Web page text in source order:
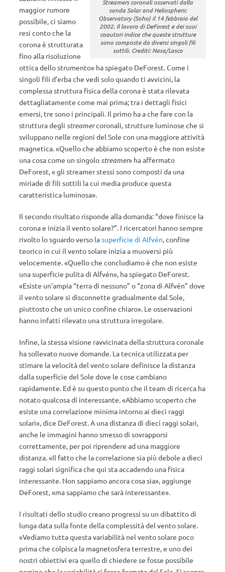
Streamers coronali osservati dalla
sonda Solar and Heliospheric
Observatory (Soho) il 14 febbraio del
2002. Il lavoro di DeForest e dei suoi
coautori indica che queste strutture
sono composte da diversi singoli fili
sottili. Crediti: Nasa/Lasco
maggior rumore
possibile, ci siamo
resi conto che la
corona è strutturata
fino alla risoluzione
ottica dello strumento» ha spiegato DeForest. Come i
singoli fili d’erba che vedi solo quando ti avvicini, la
complessa struttura fisica della corona è stata rilevata
dettagliatamente come mai prima; tra i dettagli fisici
emersi, tre sono i principali. Il primo ha a che fare con la
struttura degli streamercoronali, strutture luminose che si
sviluppano nelle regioni del Sole con una maggiore attività
magnetica. «Quello che abbiamo scoperto è che non esiste
una cosa come un singolostreamer» ha affermato
DeForest, « gli streamer stessi sono composti da una
miriade di fili sottili la cui media produce questa
caratteristica luminosa».
Il secondo risultato risponde alla domanda: “dove finisce la
corona e inizia il vento solare?”. I ricercatori hanno sempre
rivolto lo sguardo verso lasuperficie di Alfvén, confine
teorico in cui il vento solare inizia a muoversi più
velocemente. «Quello che concludiamo è che non esiste
una superficie pulita di Alfvén», ha spiegato DeForest.
«Esiste un’ampia “terra di nessuno” o “zona di Alfvén” dove
il vento solare si disconnette gradualmente dal Sole,
piuttosto che un unico confine chiaro». Le osservazioni
hanno infatti rilevato una struttura irregolare.
Infine, la stessa visione ravvicinata della struttura coronale
ha sollevato nuove domande. La tecnica utilizzata per
stimare la velocità del vento solare definisce la distanza
dalla superficie del Sole dove le cose cambiano
rapidamente. Ed è su questo punto che il team di ricerca ha
notato qualcosa di interessante. «Abbiamo scoperto che
esiste una correlazione minima intorno ai dieci raggi
solari», dice DeForest. A una distanza di dieci raggi solari,
anche le immagini hanno smesso di sovrapporsi
correttamente, per poi riprendere ad una maggiore
distanza. «Il fatto che la correlazione sia più debole a dieci
raggi solari significa che qui sta accadendo una fisica
interessante. Non sappiamo ancora cosa sia», aggiunge
DeForest, «ma sappiamo che sarà interessante».
I risultati dello studio creano progressi su un dibattito di
lunga data sulla fonte della complessità del vento solare.
«Vediamo tutta questa variabilità nel vento solare poco
prima che colpisca la magnetosfera terrestre, e uno dei
nostri obiettivi era quello di chiedere se fosse possibile